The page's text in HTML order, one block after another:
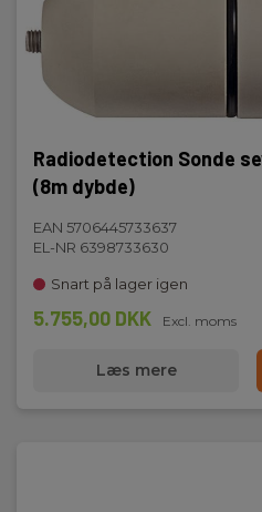
Radiodetection Sonde
(8m dybde)
EAN 5706445733637
EL-NR 6398733630
Snart på lager igen
5.755,00 DKK Excl. moms
Læs mere